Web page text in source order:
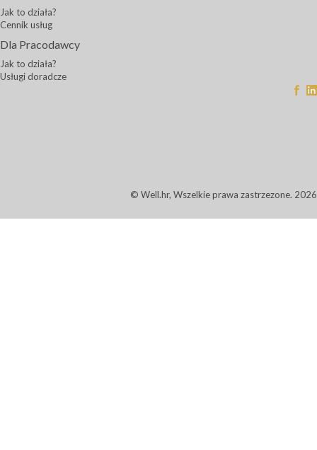
Jak to działa?
Cennik usług
Dla Pracodawcy
Jak to działa?
Usługi doradcze
© Well.hr, Wszelkie prawa zastrzezone. 2026